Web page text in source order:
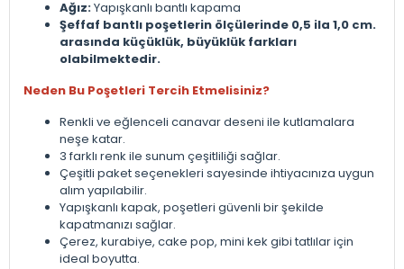
Ağız:Yapışkanlı bantlı kapama
Şeffaf bantlı poşetlerin ölçülerinde 0,5 ila 1,0 cm.
arasında küçüklük, büyüklük farkları
olabilmektedir.
Neden Bu Poşetleri Tercih Etmelisiniz?
Renkli ve eğlenceli canavar deseni ile kutlamalara
neşe katar.
3 farklı renk ile sunum çeşitliliği sağlar.
Çeşitli paket seçenekleri sayesinde ihtiyacınıza uygun
alım yapılabilir.
Yapışkanlı kapak, poşetleri güvenli bir şekilde
kapatmanızı sağlar.
Çerez, kurabiye, cake pop, mini kek gibi tatlılar için
ideal boyutta.